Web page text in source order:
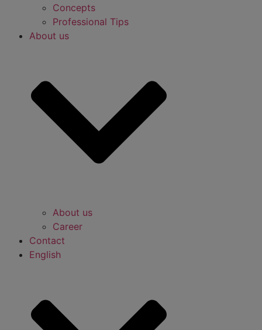
Concepts
Professional Tips
About us
About us
Career
Contact
English